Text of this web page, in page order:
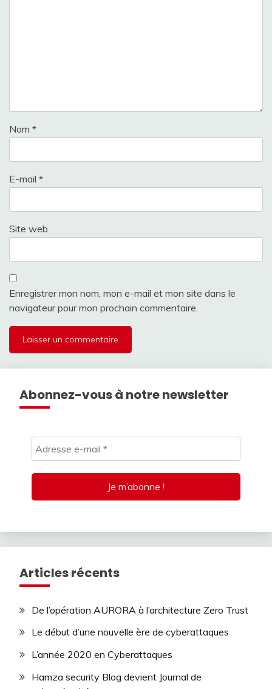
Nom *
E-mail *
Site web
Enregistrer mon nom, mon e-mail et mon site dans le
navigateur pour mon prochain commentaire.
Abonnez-vous à notre newsletter
Articles récents
De l’opération AURORA à l’architecture Zero Trust
Le début d’une nouvelle ère de cyberattaques
L’année 2020 en Cyberattaques
Hamza security Blog devient Journal de